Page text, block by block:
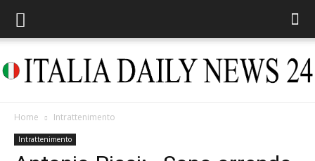
Home Intrattenimento
Intrattenimento